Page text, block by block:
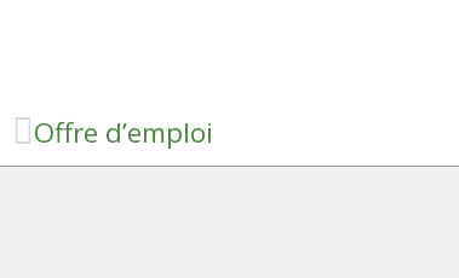
Offre d’emploi